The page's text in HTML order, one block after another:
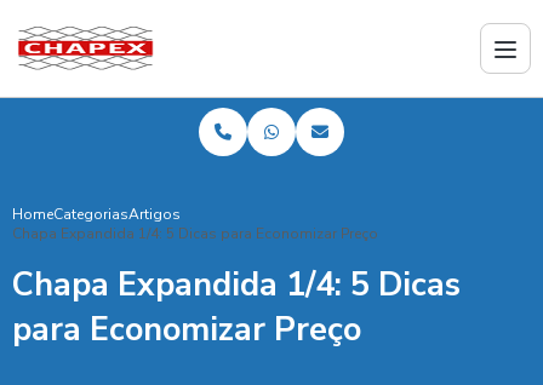
HomeCategoriasArtigos
Chapa Expandida 1/4: 5 Dicas para Economizar Preço
Chapa Expandida 1/4: 5 Dicas
para Economizar Preço